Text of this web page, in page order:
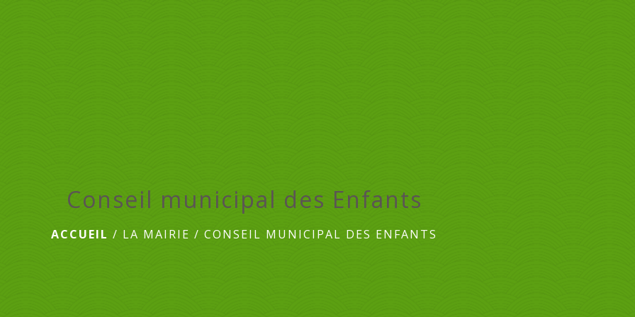
Conseil municipal des Enfants
ACCUEIL / LA MAIRIE /CONSEIL MUNICIPAL DES ENFANTS